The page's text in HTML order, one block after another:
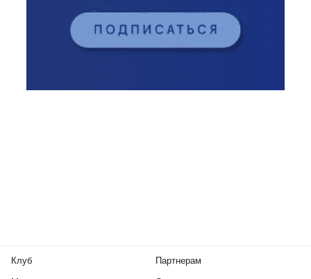
Клуб Партнерам